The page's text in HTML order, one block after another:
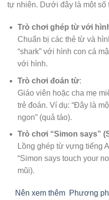
tự nhiên. Dưới đây là một số
Trò chơi ghép từ với
Chuẩn bị các thẻ từ và
“shark” với hình con cá
với hình.
Trò chơi đoán từ:
Giáo viên hoặc cha mẹ
trẻ đoán. Ví dụ: “Đây là
ngon” (quả táo).
Trò chơi “Simon says”
Lồng ghép từ vựng tiếng
“Simon says touch your
mũi).
Nên xem thêm Phương